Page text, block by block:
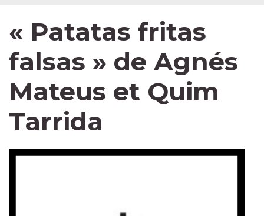
« Patatas fritas
falsas » de Agnés
Mateus et Quim
Tarrida